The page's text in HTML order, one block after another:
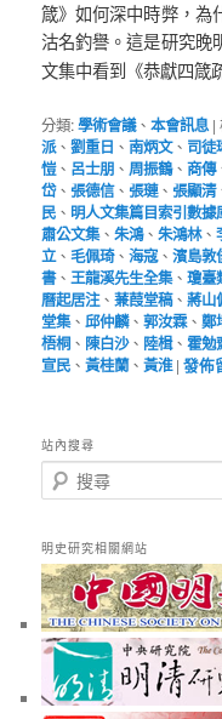
箴》如何深中時弊，為
沽名釣譽。這是研究晚
文集中看到《恭獻四箴
分類:學術會議、本會訊息 |
派、劉重日 、南炳文、 司徒
愷、 呂士朋 、 周振鶴、商傳
岱、張德信、張璉、張顯清
民 、 明人文集篇目索引數據
肅公文集、朱鴻、朱鴻林、
立、毛佩琦、海寇、濱島敦
書、王龍溪先生全集、瓊臺
曆起居注、蒹葭堂稿、蔣山
堂集、邱仲麟、郭汝霖、鄭
梧桐 、 陳白沙、 陸楫、霍勉
宣民 、黃桂蘭、黃淮 |發佈
站內搜尋
搜
尋
明史研究相關網站